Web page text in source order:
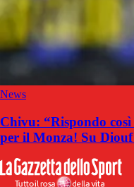
News
Chivu: “Rispondo
per il Monza! Su